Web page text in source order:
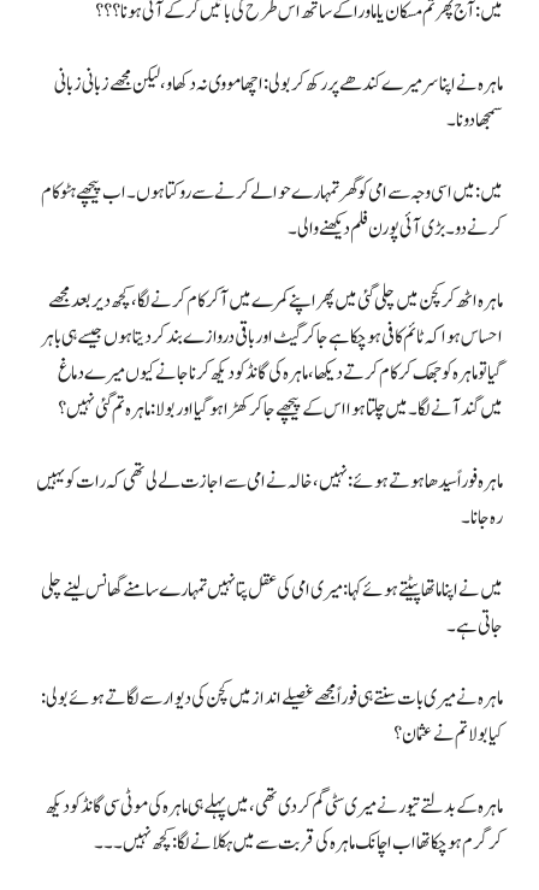
میں: آج پھر تم مسکان یا ماورا کے ساتھ اس طرح کی باتیں کرکے آئی ہو نا؟؟؟
ماہرہ نے اپنا سر میرے کندھے پر رکھ کر بولی: اچھا مووی نہ دکھاو، لیکن مجھے زبانی زبانی
سمجھا دو نا۔
میں: میں اسی وجہ سے امی کو گھر تمہارے حوالے کرنے سے روکتا ہوں۔ اب پیچھے ہٹو کام
کرنے دو۔ بڑی آئی پورن فلم دیکھنے والی۔
ماہرہ اٹھ کر کچن میں چلی گئی میں پھر اپنے کمرے میں آکر کام کرنے لگا، کچھ دیر بعد مجھے
احساس ہوا کہ ٹائم کافی ہوچکا ہے جا کر گیٹ اور باقی دروازے بند کردیتا ہوں جیسے ہی باہر
گیا تو ماہرہ کو جھک کر کام کرتے دیکھا، ماہرہ کی گانڈ کو دیکھ کر ناجانے کیوں میرے دماغ
میں گند آنے لگا۔ میں چلتا ہوا اس کے پیچھے جا کر کھڑا ہوگیا اور بولا: ماہرہ تم گئی نہیں؟
ماہرہ فوراً سیدھا ہوتے ہوئے: نہیں، خالہ نے امی سے اجازت لے لی تھی کہ رات کو یہیں
رہ جانا۔
میں نے اپنا ماتھا پیٹتے ہوئے کہا: میری امی کی عقل پتا نہیں تمہارے سامنے گھانس لینے چلی
جاتی ہے۔
ماہرہ نے میری بات سنتے ہی فوراً مجھے غصیلے انداز میں کچن کی دیوار سے لگاتے ہوئے بولی:
کیا بولا تم نے عثمان؟
ماہرہ کے بدلتے تیور نے میری سٹی گم کردی تھی، میں پہلے ہی ماہرہ کی موٹی سی گانڈ کو دیکھ
کر گرم ہوچکا تھا اب اچانک ماہرہ کی قربت سے میں ہکلانے لگا: کچھ نہیں۔۔۔